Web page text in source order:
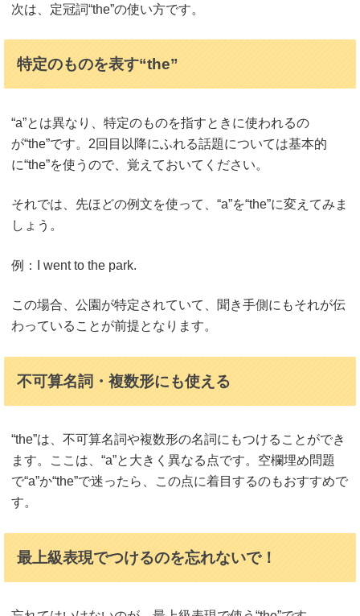
次は、定冠詞“the”の使い方です。
特定のものを表す“the”
“a”とは異なり、特定のものを指すときに使われるの
が“the”です。2回目以降にふれる話題については基本的
に“the”を使うので、覚えておいてください。
それでは、先ほどの例文を使って、“a”を“the”に変えてみま
しょう。
例：I went to the park.
この場合、公園が特定されていて、聞き手側にもそれが伝
わっていることが前提となります。
不可算名詞・複数形にも使える
“the”は、不可算名詞や複数形の名詞にもつけることができ
ます。ここは、“a”と大きく異なる点です。空欄埋め問題
で“a”か“the”で迷ったら、この点に着目するのもおすすめで
す。
最上級表現でつけるのを忘れないで！